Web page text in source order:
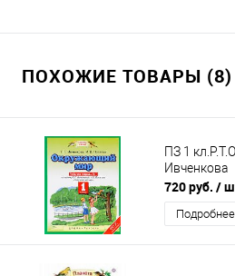
ПОХОЖИЕ ТОВАРЫ (8)
ПЗ 1
Ивченкова
720 руб. /
Подробнее